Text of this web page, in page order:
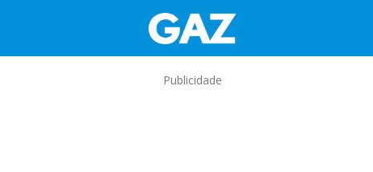
Publicidade